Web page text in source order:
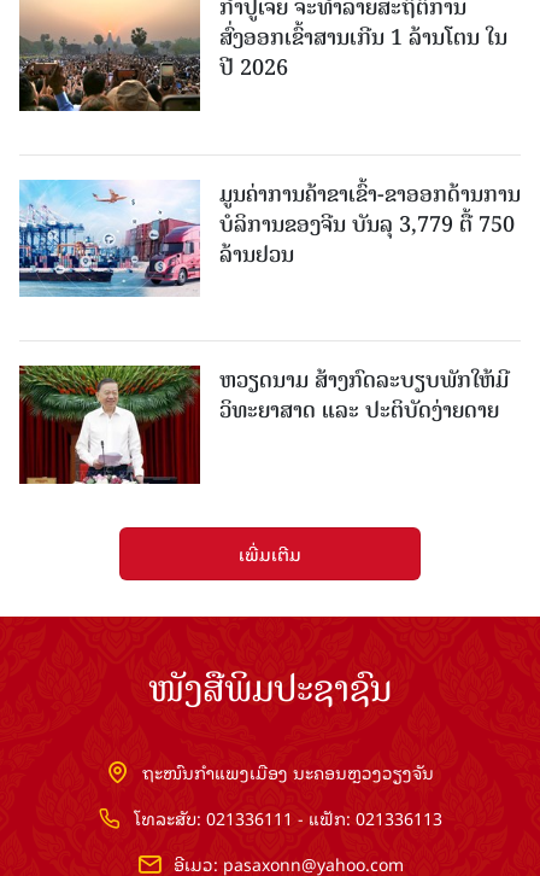
ກຳປູເຈຍ ຈະທຳລາຍສະຖິຕິການ
ສົ່ງອອກເຂົ້າສານເກີນ 1 ລ້ານໂຕນ ໃນ
ປີ 2026
ມູນຄ່າການຄ້າຂາເຂົ້າ-ຂາອອກດ້ານການ
ບໍລິການຂອງຈີນ ບັນລຸ 3,779 ຕື້ 750
ລ້ານຢວນ
ຫວຽດນາມ ສ້າງກົດລະບຽບພັກໃຫ້ມີ
ວິທະຍາສາດ ແລະ ປະຕິບັດງ່າຍດາຍ
ເພີ່ມເຕີມ
ໜັງສືພິມປະຊາຊົນ
ຖະໜົນກຳແພງເມືອງ ນະຄອນຫຼວງວຽງຈັນ
ໂທລະສັບ: 021336111 - ແຟັກ: 021336113
ອີເມວ: pasaxonn@yahoo.com